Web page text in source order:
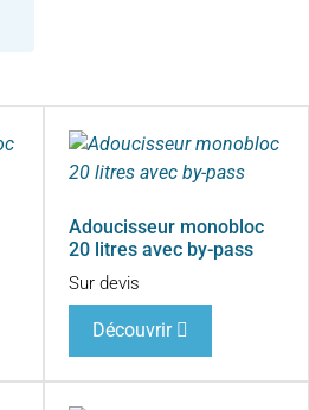
Adoucisseur monobloc
20 litres avec by-pass
Sur devis
Découvrir